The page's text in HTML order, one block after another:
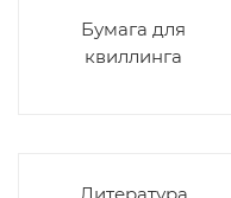
Бумага для
квиллинга